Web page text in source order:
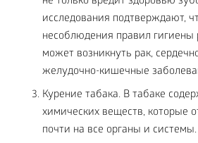
исследования подтверждают,
несоблюдения правил гигиены
может возникнуть рак,
желудочно-кишечные
Курение табака. В табаке
химических веществ, которые
почти на все органы и системы.